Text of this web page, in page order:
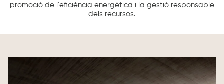
promoció de l’eficiència energètica i la gestió responsable
dels recursos.